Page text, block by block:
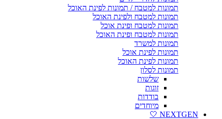
תמונות למטבח / תמונות לפינת האוכל
תמונות למטבח ולפינת האוכל
תמונות למטבח ופינת אוכל
תמונות למטבח ופינת האוכל
תמונות למשרד
תמונות לפינת אוכל
תמונות לפינת האוכל
תמונות לסלון
שלשות
זוגות
בודדות
מיוחדים
NEXTGEN 🤍